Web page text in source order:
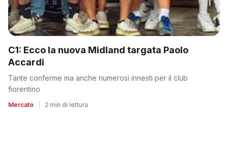
C1: Ecco la nuova Midland targata Paolo
Accardi
Tante conferme ma anche numerosi innesti per il club
fiorentino
Mercato 2 min di lettura